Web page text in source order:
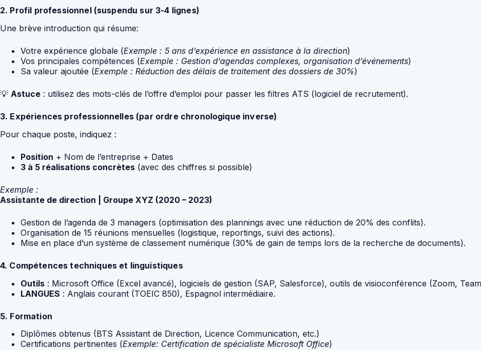
2. Profil professionnel (suspendu sur 3-4 lignes)
Une brève introduction qui résume:
Votre expérience globale (Exemple : 5 ans d’expérience en assistance à la direction)
Vos principales compétences (Exemple : Gestion d’agendas complexes, organisation d’événements)
Sa valeur ajoutée (Exemple : Réduction des délais de traitement des dossiers de 30%)
💡 Astuce : utilisez des mots-clés de l’offre d’emploi pour passer les filtres ATS (logiciel de recrutement).
3. Expériences professionnelles (par ordre chronologique inverse)
Pour chaque poste, indiquez :
Position + Nom de l’entreprise + Dates
3 à 5 réalisations concrètes (avec des chiffres si possible)
Exemple :
Assistante de direction | Groupe XYZ (2020 – 2023)
Gestion de l’agenda de 3 managers (optimisation des plannings avec une réduction de 20% des conflits).
Organisation de 15 réunions mensuelles (logistique, reportings, suivi des actions).
Mise en place d’un système de classement numérique (30% de gain de temps lors de la recherche de documents).
4. Compétences techniques et linguistiques
Outils : Microsoft Office (Excel avancé), logiciels de gestion (SAP, Salesforce), outils de visioconférence (Zoom,
LANGUES : Anglais courant (TOEIC 850), Espagnol intermédiaire.
5. Formation
Diplômes obtenus (BTS Assistant de Direction, Licence Communication, etc.)
Certifications pertinentes (Exemple: Certification de spécialiste Microsoft Office)